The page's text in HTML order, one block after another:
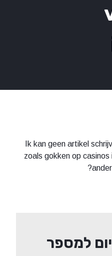
Ik kan geen
zoals gokken
למספר